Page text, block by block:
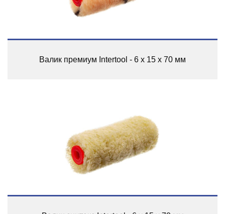
Валик премиум Intertool - 6 х 15 х 70 мм